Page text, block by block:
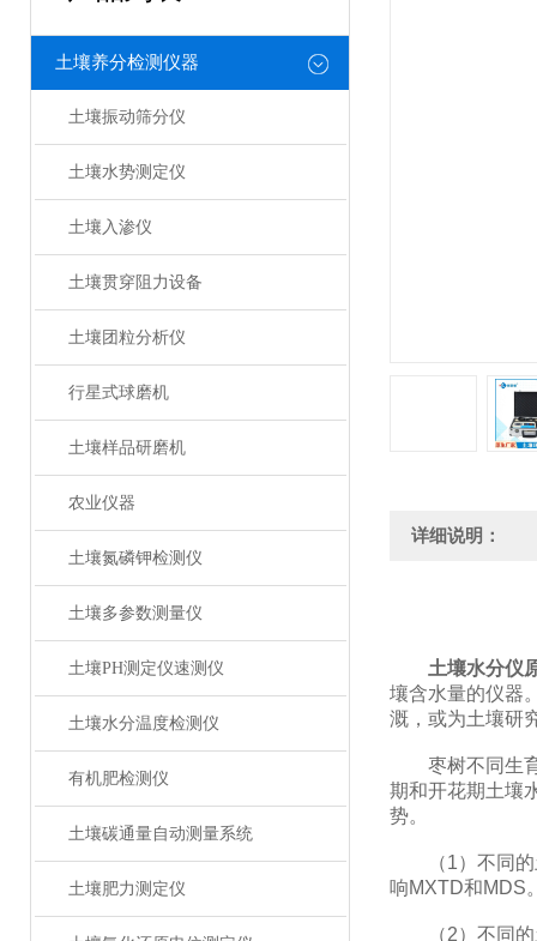
土壤养分检测仪器
土壤振动筛分仪
土壤水势测定仪
土壤入渗仪
土壤贯穿阻力设备
土壤团粒分析仪
行星式球磨机
土壤样品研磨机
农业仪器
土壤氮磷钾检测仪
土壤多参数测量仪
土壤PH测定仪速测仪
土壤水分温度检测仪
有机肥检测仪
土壤碳通量自动测量系统
土壤肥力测定仪
详细说明：
土壤水分仪
壤含水量的仪器
溉，或为土壤研
枣树不同生育
期和开花期土壤
势。
（1）不同的土
响MXTD和MDS
（2）不同的土